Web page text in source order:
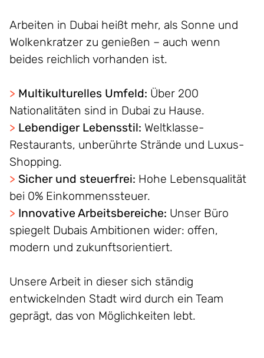
Arbeiten in Dubai heißt mehr, als Sonne und
Wolkenkratzer zu genießen – auch wenn
beides reichlich vorhanden ist.
> Multikulturelles Umfeld: Über 200
Nationalitäten sind in Dubai zu Hause.
> Lebendiger Lebensstil: Weltklasse-
Restaurants, unberührte Strände und Luxus-
Shopping.
> Sicher und steuerfrei: Hohe Lebensqualität
bei 0% Einkommenssteuer.
> Innovative Arbeitsbereiche: Unser Büro
spiegelt Dubais Ambitionen wider: offen,
modern und zukunftsorientiert.
Unsere Arbeit in dieser sich ständig
entwickelnden Stadt wird durch ein Team
geprägt, das von Möglichkeiten lebt.